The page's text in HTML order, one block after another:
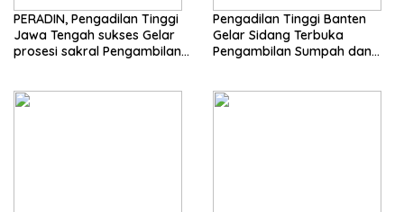
PERADIN, Pengadilan Tinggi
Jawa Tengah sukses Gelar
prosesi sakral Pengambilan
Pengadilan Tinggi Banten
Gelar Sidang Terbuka
Pengambilan Sumpah dan